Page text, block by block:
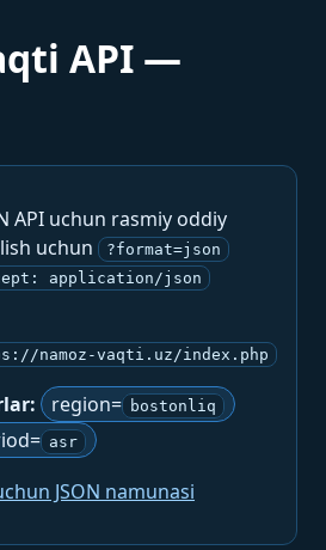
API —
API uchun rasmiy oddiy
uchun
?format=json
application/json
namoz-vaqti.uz/index.php
region= bostonliq
asr
JSON namunasi